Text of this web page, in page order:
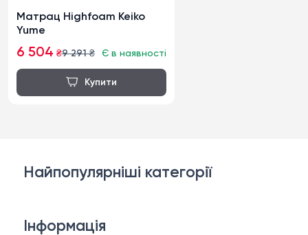
Матрац Highfoam Keiko
Yume
6 504 ₴9 291₴ Є в наявності
Найпопулярніші категорії
Інформація